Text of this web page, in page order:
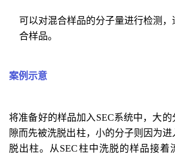
可以对混合样品的分子量进行检测
合样品。
案例示意
将准备好的样品加入SEC系统中，大
隙而先被洗脱出柱，小的分子则因为
脱出柱。从SEC柱中洗脱的样品接着